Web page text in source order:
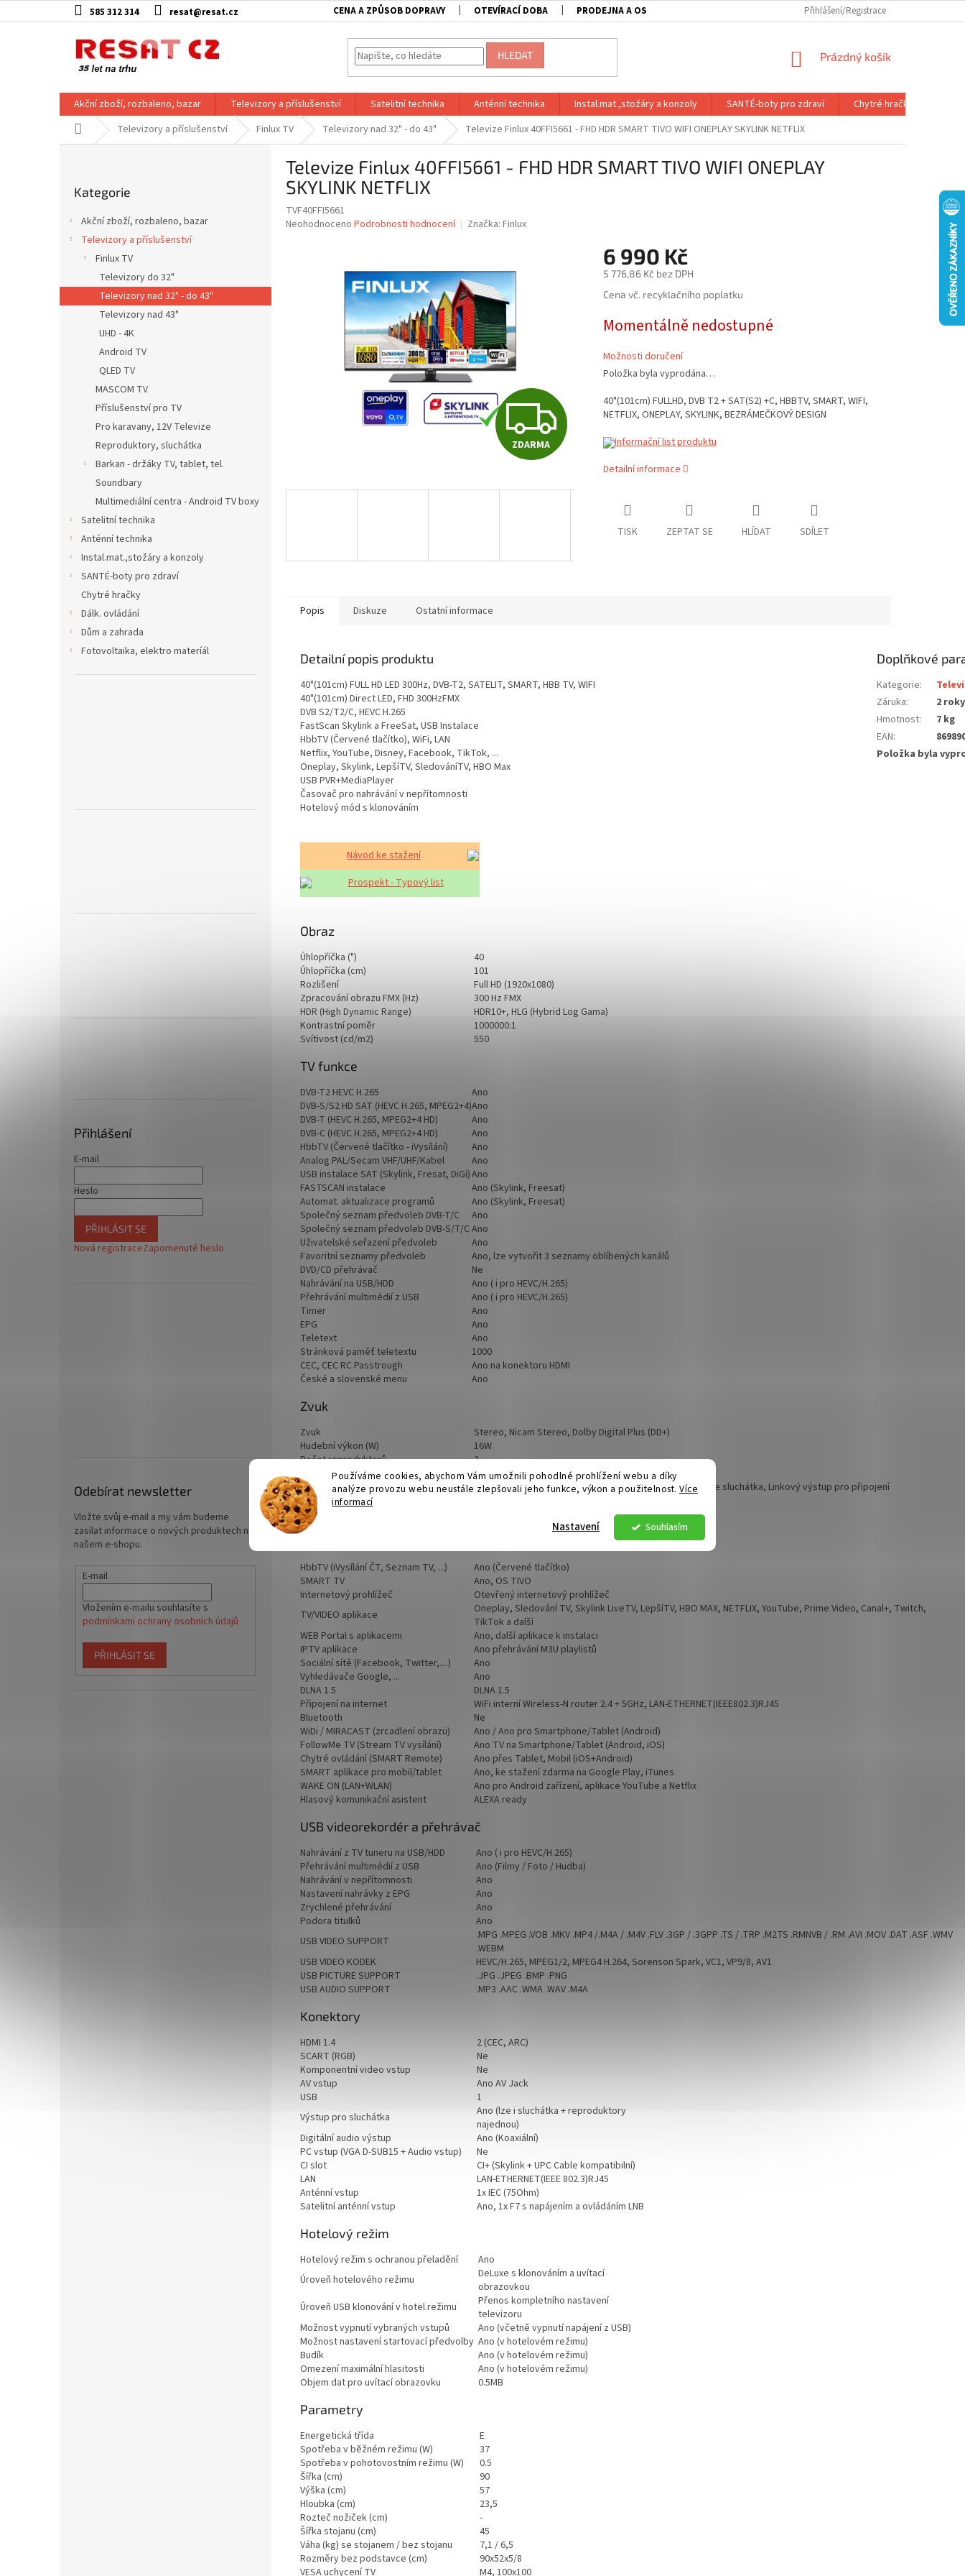
Používáme cookies, abychom Vám umožnili pohodlné prohlížení webu a díky
analýze provozu webu neustále zlepšovali jeho funkce, výkon a použitelnost. Více
informací
Souhlasím
Nastavení
na
585 312 314 resat@resat.cz CENA A ZPŮSOB DOPRAVY OTEVÍRACÍ DOBA PRODEJNA A OSOBNÍ ODBĚR ZBOŽÍ SLEDOVÁNÍ ZÁSILKY SLUŽBY A VÝHODY
Přihlášení/Registrace
HLEDAT
NÁKUPNÍ
Prázdný košík
Akční zboží, rozbaleno, bazar Televizory a příslušenství Satelitní technika Anténní technika Instal.mat.,stožáry a konzoly SANTÉ-boty pro zdraví Chytré hračky
Domů Televizory a příslušenství Finlux TV Televizory nad 32" - do 43" Televize Finlux 40FFI5661 - FHD HDR SMART TIVO WIFI ONEPLAY SKYLINK NETFLIX
a
kategorie
Kategorie
Akční zboží, rozbaleno, bazar
Televizory a příslušenství
Finlux TV
Televizory do 32"
Televizory nad 32" - do 43"
Televizory nad 43"
UHD - 4K
Android TV
QLED TV
MASCOM TV
Příslušenství pro TV
Pro karavany, 12V Televize
Reproduktory, sluchátka
Barkan - držáky TV, tablet, tel.
Soundbary
Multimediální centra - Android TV boxy
Satelitní technika
Anténní technika
Instal.mat.,stožáry a konzoly
SANTÉ-boty pro zdraví
Chytré hračky
Dálk. ovládání
Dům a zahrada
Fotovoltaika, elektro materíál
Přihlášení
E-mail
Heslo
PŘIHLÁSIT SE
Nová registraceZapomenuté heslo
Odebírat newsletter
Vložte svůj e-mail a my vám budeme
zasílat informace o nových produktech na
našem e-shopu.
E-mail
Vložením e-mailu souhlasíte s
podmínkami ochrany osobních údajů
PŘIHLÁSIT SE
Televize Finlux 40FFI5661 - FHD HDR SMART TIVO WIFI ONEPLAY
SKYLINK NETFLIX
TVF40FFI5661
Průměrné
Neohodnoceno Podrobnosti hodnocení Značka: Finlux
Z
D
R
A
ZDARMA
6 990 Kč
5 776,86 Kč bez DPH
Měrná
Cena vč. recyklačního poplatku
Momentálně nedostupné
Možnosti doručení
Položka byla vyprodána…
40"(101cm) FULLHD, DVB T2 + SAT(S2) +C, HBBTV, SMART, WIFI,
NETFLIX, ONEPLAY, SKYLINK, BEZRÁMEČKOVÝ DESIGN
Informační list produktu
Detailní informace
TISK ZEPTAT SE HLÍDAT SDÍLET
Popis Diskuze Ostatní informace
Detailní popis produktu
40"(101cm) FULL HD LED 300Hz, DVB-T2, SATELIT, SMART, HBB TV, WIFI
40"(101cm) Direct LED, FHD 300HzFMX
DVB S2/T2/C, HEVC H.265
FastScan Skylink a FreeSat, USB Instalace
HbbTV (Červené tlačítko), WiFi, LAN
Netflix, YouTube, Disney, Facebook, TikTok, ...
Oneplay, Skylink, LepšíTV, SledováníTV, HBO Max
USB PVR+MediaPlayer
Časovač pro nahrávání v nepřítomnosti
Hotelový mód s klonováním
Návod ke stažení
Prospekt - Typový list
Obraz
Úhlopříčka (")
40
Úhlopříčka (cm)
101
Rozlišení
Full HD (1920x1080)
Zpracování obrazu FMX (Hz)
300 Hz FMX
HDR (High Dynamic Range)
HDR10+, HLG (Hybrid Log Gama)
Kontrastní poměr
1000000:1
Svítivost (cd/m2)
550
TV funkce
DVB-T2 HEVC H.265
Ano
DVB-S/S2 HD SAT (HEVC H.265, MPEG2+4)Ano
DVB-T (HEVC H.265, MPEG2+4 HD)
Ano
DVB-C (HEVC H.265, MPEG2+4 HD)
Ano
HbbTV (Červené tlačítko - iVysílání)
Ano
Analog PAL/Secam VHF/UHF/Kabel
Ano
USB instalace SAT (Skylink, Fresat, DiGi)Ano
FASTSCAN instalace
Ano (Skylink, Freesat)
Automat. aktualizace programů
Ano (Skylink, Freesat)
Společný seznam předvoleb DVB-T/C
Ano
Společný seznam předvoleb DVB-S/T/CAno
Uživatelské seřazení předvoleb
Ano
Favoritní seznamy předvoleb
Ano, lze vytvořit 3 seznamy oblíbených kanálů
DVD/CD přehrávač
Ne
Nahrávání na USB/HDD
Ano ( i pro HEVC/H.265)
Přehrávání multimédií z USB
Ano ( i pro HEVC/H.265)
Timer
Ano
EPG
Ano
Teletext
Ano
Stránková paměť teletextu
1000
CEC, CEC RC Passtrough
Ano na konektoru HDMI
České a slovenské menu
Ano
Zvuk
Zvuk
Stereo, Nicam Stereo, Dolby Digital Plus (DD+)
Hudební výkon (W)
16W
Počet reproduktorů
2
Výstup na sluchátka
Ano
Možnosti sluchátkového výstupu
Sluchátka a reproduktory televizoru zároveň nebo pouze sluchátka, Linkový výstup pro připojení
ARC (Audio Return Channel)
Ano (dostupné na konektoru HDMI2)
HbbTV (iVysílání ČT, Seznam TV, ...)
Ano (Červené tlačítko)
SMART TV
Ano, OS TIVO
Internetový prohlížeč
Otevřený internetový prohlížeč
TV/VIDEO aplikace
Oneplay, Sledování TV, Skylink LiveTV, LepšíTV, HBO MAX, NETFLIX, YouTube, Prime Video, Canal+, Twitch,
TikTok a další
WEB Portal s aplikacemi
Ano, další aplikace k instalaci
IPTV aplikace
Ano přehrávání M3U playlistů
Sociální sítě (Facebook, Twitter,....)
Ano
Vyhledávače Google, ...
Ano
DLNA 1.5
DLNA 1.5
Připojení na internet
WiFi interní Wireless-N router 2.4 + 5GHz, LAN-ETHERNET(IEEE802.3)RJ45
Bluetooth
Ne
WiDi / MIRACAST (zrcadlení obrazu)
Ano / Ano pro Smartphone/Tablet (Android)
FollowMe TV (Stream TV vysílání)
Ano TV na Smartphone/Tablet (Android, iOS)
Chytré ovládání (SMART Remote)
Ano přes Tablet, Mobil (iOS+Android)
SMART aplikace pro mobil/tablet
Ano, ke stažení zdarma na Google Play, iTunes
WAKE ON (LAN+WLAN)
Ano pro Android zařízení, aplikace YouTube a Netflix
Hlasový komunikační asistent
ALEXA ready
USB videorekordér a přehrávač
Nahrávání z TV tuneru na USB/HDD
Ano ( i pro HEVC/H.265)
Přehrávání multimédií z USB
Ano (Filmy / Foto / Hudba)
Nahrávání v nepřítomnosti
Ano
Nastavení nahrávky z EPG
Ano
Zrychlené přehrávání
Ano
Podora titulků
Ano
USB VIDEO SUPPORT
.MPG .MPEG .VOB .MKV .MP4 /.M4A / .M4V .FLV .3GP / .3GPP .TS / .TRP .M2TS .RMNVB / .RM .AVI .MOV .DAT .ASF .WMV
.WEBM
USB VIDEO KODEK
HEVC/H.265, MPEG1/2, MPEG4 H.264, Sorenson Spark, VC1, VP9/8, AV1
USB PICTURE SUPPORT
.JPG .JPEG .BMP .PNG
USB AUDIO SUPPORT
.MP3 .AAC .WMA .WAV .M4A
Konektory
HDMI 1.4
2 (CEC, ARC)
SCART (RGB)
Ne
Komponentní video vstup
Ne
AV vstup
Ano AV Jack
USB
1
Výstup pro sluchátka
Ano (lze i sluchátka + reproduktory
najednou)
Digitální audio výstup
Ano (Koaxiální)
PC vstup (VGA D-SUB15 + Audio vstup)
Ne
CI slot
CI+ (Skylink + UPC Cable kompatibilní)
LAN
LAN-ETHERNET(IEEE 802.3)RJ45
Anténní vstup
1x IEC (75Ohm)
Satelitní anténní vstup
Ano, 1x F7 s napájením a ovládáním LNB
Hotelový režim
Hotelový režim s ochranou přeladění
Ano
Úroveň hotelového režimu
DeLuxe s klonováním a uvítací
obrazovkou
Úroveň USB klonování v hotel.režimu
Přenos kompletního nastavení
televizoru
Možnost vypnutí vybraných vstupů
Ano (včetně vypnutí napájení z USB)
Možnost nastavení startovací předvolby Ano (v hotelovém režimu)
Budík
Ano (v hotelovém režimu)
Omezení maximální hlasitosti
Ano (v hotelovém režimu)
Objem dat pro uvítací obrazovku
0.5MB
Parametry
Energetická třída
E
Spotřeba v běžném režimu (W)
37
Spotřeba v pohotovostním režimu (W)
0.5
Šířka (cm)
90
Výška (cm)
57
Hloubka (cm)
23,5
Rozteč nožiček (cm)
-
Šířka stojanu (cm)
45
Váha (kg) se stojanem / bez stojanu
7,1 / 6,5
Rozměry bez podstavce (cm)
90x52x5/8
VESA uchycení TV
M4, 100x100
Doplňkové
Kategorie:
Záruka:
2 roky
Hmotnost:
7 kg
EAN:
Položka byla